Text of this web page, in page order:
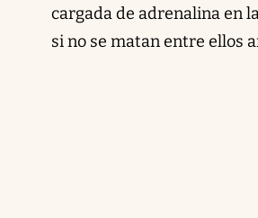
cargada de adrenalina en
si no se matan entre ellos